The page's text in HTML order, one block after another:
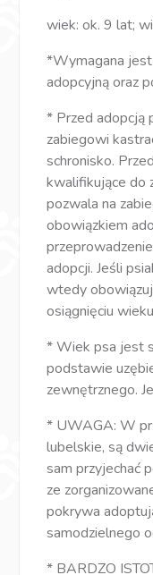
wiek: ok. 9 lat;
*Wymagana
adopcyjną oraz
* Przed adopcją
zabiegowi
schronisko.
kwalifikujące do
pozwala na
obowiązkiem
adopcji. Jeśli
wtedy
osiągnięciu
* Wiek psa jest
podstawie
zewnętrznego.
* UWAGA: W
lubelskie, są
sam przyjechać
ze
pokrywa
samodzielnego
* BARDZO